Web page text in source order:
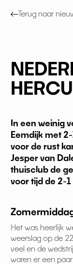
Terug naar
In een weinig
Eemdijk met
voor de rust
Jesper van
thuisclub de
voor tijd de 2-
Het was heerlijk
weerslag op de
veel en de
waren er een